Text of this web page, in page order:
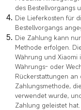
des Bestellvorgangs
Die Lieferkosten für
Bestellvorgangs
Die Zahlung kann
Methode erfolgen.
Währung und
Währungs- oder
Rückerstattungen
Zahlungsmethode,
verwendet wurde,
Zahlung geleistet hat.